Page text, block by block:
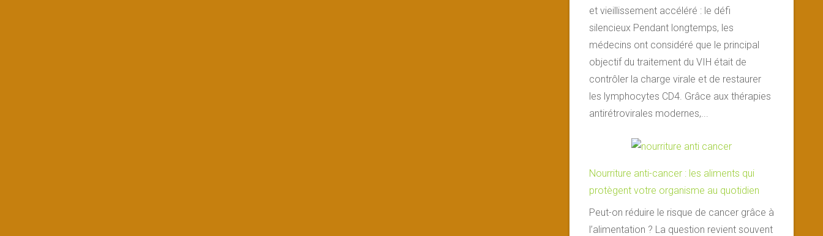
et vieillissement accéléré : le défi
silencieux Pendant longtemps, les
médecins ont considéré que le principal
objectif du traitement du VIH était de
contrôler la charge virale et de restaurer
les lymphocytes CD4. Grâce aux thérapies
antirétrovirales modernes,...
Nourriture anti-cancer : les aliments qui
protègent votre organisme au quotidien
Peut-on réduire le risque de cancer grâce à
l’alimentation ? La question revient souvent